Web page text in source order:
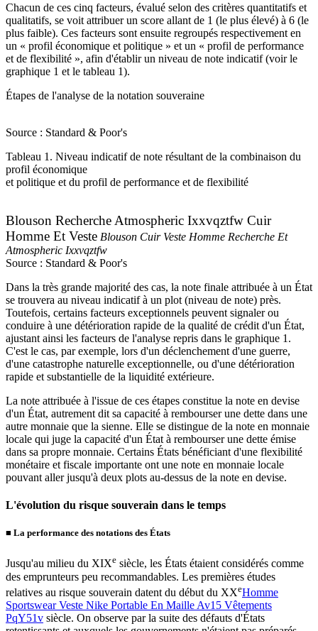
Chacun de ces cinq facteurs, évalué selon des critères quantitatifs et
qualitatifs, se voit attribuer un score allant de 1 (le plus élevé) à 6 (le
plus faible). Ces facteurs sont ensuite regroupés respectivement en
un « profil économique et politique » et un « profil de performance
et de flexibilité », afin d'établir un niveau de note indicatif (voir le
graphique 1 et le tableau 1).
Étapes de l'analyse de la notation souveraine
Source : Standard & Poor's
Tableau 1. Niveau indicatif de note résultant de la combinaison du
profil économique
et politique et du profil de performance et de flexibilité
Blouson Recherche Atmospheric Ixxvqztfw Cuir
Homme Et Veste Blouson Cuir Veste Homme Recherche Et
Atmospheric Ixxvqztfw
Source : Standard & Poor's
Dans la très grande majorité des cas, la note finale attribuée à un État
se trouvera au niveau indicatif à un plot (niveau de note) près.
Toutefois, certains facteurs exceptionnels peuvent signaler ou
conduire à une détérioration rapide de la qualité de crédit d'un État,
ajustant ainsi les facteurs de l'analyse repris dans le graphique 1.
C'est le cas, par exemple, lors d'un déclenchement d'une guerre,
d'une catastrophe naturelle exceptionnelle, ou d'une détérioration
rapide et substantielle de la liquidité extérieure.
La note attribuée à l'issue de ces étapes constitue la note en devise
d'un État, autrement dit sa capacité à rembourser une dette dans une
autre monnaie que la sienne. Elle se distingue de la note en monnaie
locale qui juge la capacité d'un État à rembourser une dette émise
dans sa propre monnaie. Certains États bénéficiant d'une flexibilité
monétaire et fiscale importante ont une note en monnaie locale
pouvant aller jusqu'à deux plots au-dessus de la note en devise.
L'évolution du risque souverain dans le temps
■ La performance des notations des États
Jusqu'au milieu du XIXe siècle, les États étaient considérés comme
des emprunteurs peu recommandables. Les premières études
relatives au risque souverain datent du début du XXeHomme
Sportswear Veste Nike Portable En Maille Av15 Vêtements
PqY51v siècle. On observe par la suite des défauts d'États